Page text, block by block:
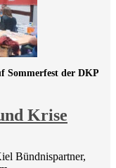
Krise
Sommerfest der DKP
Bündnispartner,